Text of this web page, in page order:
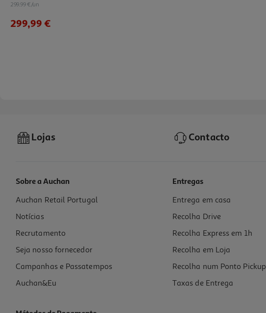
299.99 €/un
299,99 €
Micro Ondas De Encastre Com Grill Bosch Bel623ms3 Inox 20l
279.99 €/un
279,99 €
Lojas Contacto
Sobre a Auchan
Auchan Retail Portugal
Notícias
Recrutamento
Seja nosso fornecedor
Campanhas e Passatempos
Auchan&Eu
Entregas
Entrega em casa
Recolha Drive
Recolha Express em 1h
Recolha em Loja
Recolha num Ponto Pickup
Taxas de Entrega